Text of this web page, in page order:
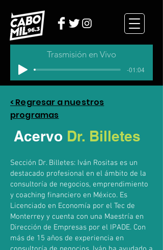
Trasmisión en Vivo
-01:04
< Regresar a nuestros
programas
Acervo Dr. Billetes
Sección Dr. Billetes: Iván Rositas es un
destacado profesional en el ámbito de la
consultoría de negocios, emprendimiento
y coaching financiero en México. Es
Licenciado en Economía por el Tec de
Monterrey y cuenta con una Maestría en
Dirección de Empresas por el IPADE. Con
más de 15 años de experiencia en